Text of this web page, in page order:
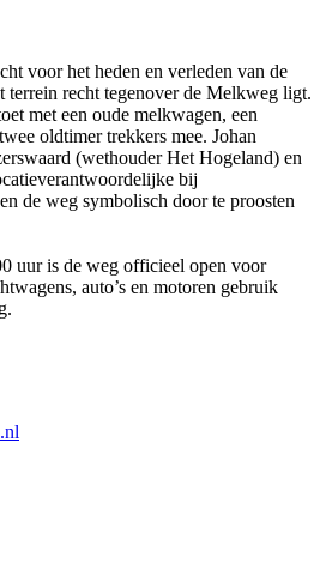
voor het heden en verleden van de
terrein recht tegenover de Melkweg ligt.
met een oude melkwagen, een
oldtimer trekkers mee. Johan
(wethouder Het Hogeland) en
bij
de weg symbolisch door te proosten
uur is de weg officieel open voor
auto’s en motoren gebruik